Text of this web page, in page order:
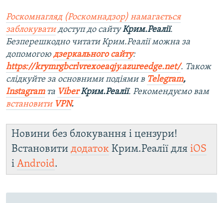
Роскомнагляд (Роскомнадзор) намагається
заблокуватидоступ до сайтуКрим.Реалії.
Безперешкодно читати Крим.Реалії можна за
допомогою дзеркального сайту:
https://krymrgbcrlvrexoeaqjy.azureedge.net/. Також
слідкуйте за основними подіями в Telegram,
Instagramта ViberКрим.Реалії. Рекомендуємо вам
встановити VPN.
Новини без блокування і цензури!
Встановити додаток Крим.Реалії для iOS
і Android.